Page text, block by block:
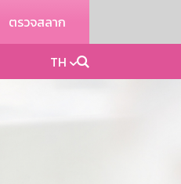
ตรวจสลาก
TH